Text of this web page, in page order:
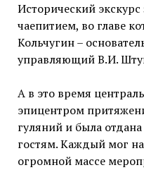
Исторический
чаепитием, во главе
Кольчугин –
управляющий В.И.
А в это время
эпицентром
гуляний и была
гостям. Каждый мог
огромной массе